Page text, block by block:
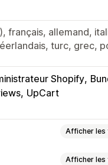
français, allemand,
turc, grec,
Shopify
UpCart
Afficher les
Afficher les